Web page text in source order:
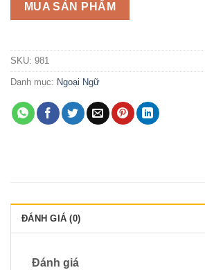
MUA SẢN PHẨM
SKU: 981
Danh mục: Ngoại Ngữ
ĐÁNH GIÁ (0)
Đánh giá